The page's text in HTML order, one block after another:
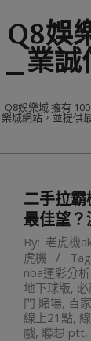
to
content
Q8娛
_業
Q8娛樂城 擁有
樂城網站，並提供
Menu二手拉
最佳望
By: 老虎機
虎機
nba運彩分析
地下球版,
門 賭場, 百
線上21點,
戲, 聯想 ptt,